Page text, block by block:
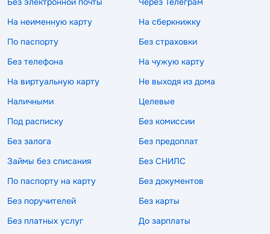
На неименную карту
На сберкнижку
По паспорту
Без страховки
Без телефона
На чужую карту
На виртуальную карту
Не выходя из дома
Наличными
Целевые
Под расписку
Без комиссии
Без залога
Без предоплат
Займы без списания
Без СНИЛС
По паспорту на карту
Без документов
Без поручителей
Без карты
Без платных услуг
До зарплаты